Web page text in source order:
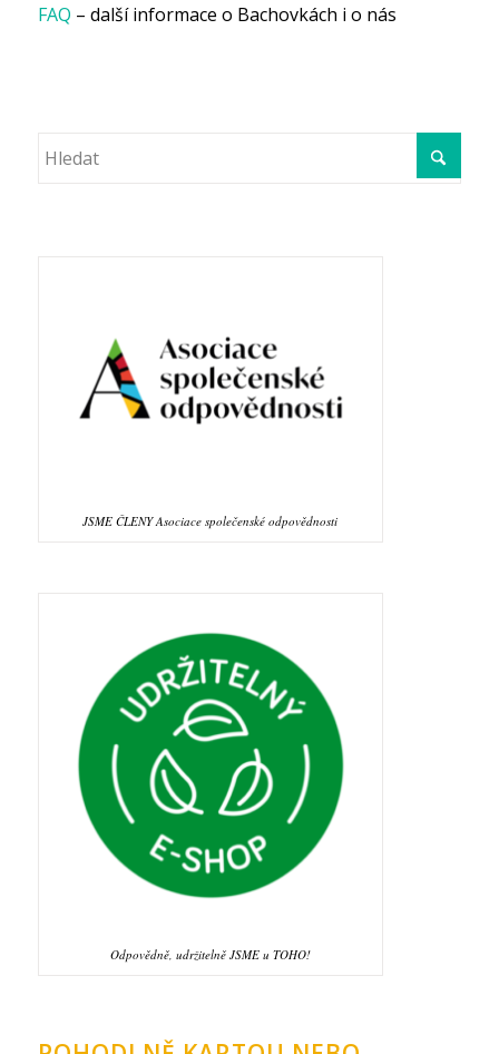
FAQ – další informace o Bachovkách i o nás
JSME ČLENY Asociace společenské odpovědnosti
Odpovědně, udržitelně JSME u TOHO!